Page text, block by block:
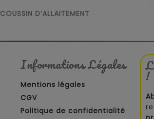
COUSSIN D’ALLAITEMENT
Informations Légales
Mentions légales
CGV
Politique de confidentialité
!